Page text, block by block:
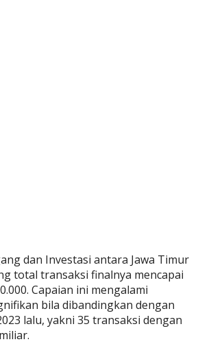
dan Investasi antara Jawa Timur
total transaksi finalnya mencapai
Capaian ini mengalami
bila dibandingkan dengan
lalu, yakni 35 transaksi dengan